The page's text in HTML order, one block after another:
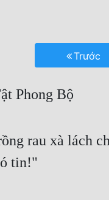
Trước
Phong Bộ
rau xà lách
tin!"